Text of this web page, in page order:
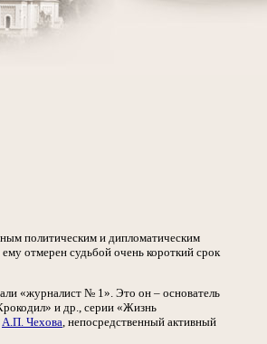
политическим и дипломатическим
отмерен судьбой очень короткий срок
«журналист № 1». Это он – основатель
и др., серии «Жизнь
А.П. Чехова, непосредственный активный